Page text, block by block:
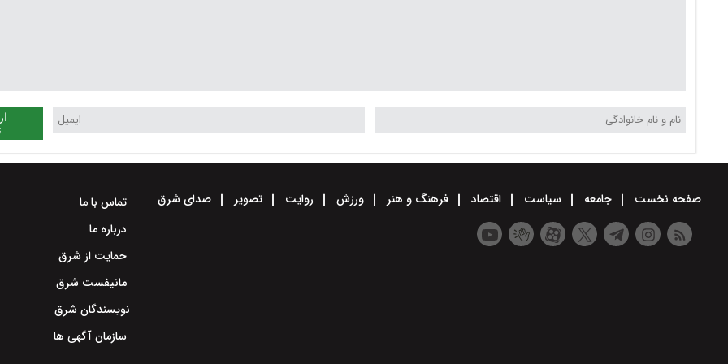
صفحه نخست جامعه سیاست اقتصاد فرهنگ و هنر ورزش روایت تصویر صدای شرق
تماس با ما
درباره ما
حمایت از شرق
مانیفست شرق
نویسندگان شرق
سازمان آگهی ها